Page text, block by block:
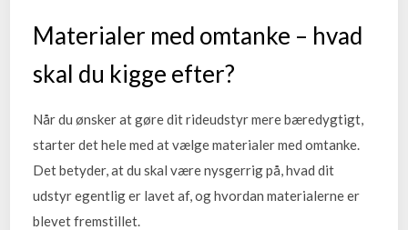
Materialer med omtanke – hvad
skal du kigge efter?
Når du ønsker at gøre dit rideudstyr mere bæredygtigt,
starter det hele med at vælge materialer med omtanke.
Det betyder, at du skal være nysgerrig på, hvad dit
udstyr egentlig er lavet af, og hvordan materialerne er
blevet fremstillet.